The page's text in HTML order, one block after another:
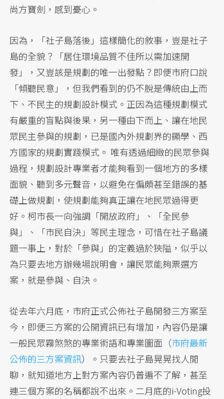
尚方寶劍，感到憂心。
因為，「社子島落後」這樣簡化的敘事，豈是社子
島的全貌？「居住環境品質不佳所以需加速開
發」，又豈該是規劃的唯一出發點？即便市府口說
「傾聽民意」，但我們看到的仍不脫是傳統由上而
下、不民主的規劃設計模式。正因為這種規劃模式
有嚴重的盲點與後果，另一種由下而上、讓在地民
眾民主參與的規劃，已是國內外規劃界的顯學、西
方國家的規劃實踐模式。 唯有透過細緻的民眾參與
過程，規劃設計專業者才能夠看到一個地方的多樣
面貌、聽到多元聲音，以避免在偏頗甚至錯誤的基
礎上做規劃，使規劃能夠真正讓在地民眾過得更
好。柯市長一向強調「開放政府」、「全民參
與」、「市民自決」等民主理念，可惜在社子島議
題一事上，對於「參與」的定義過於狹隘，似乎以
為只要去地方辦幾場說明會，讓民眾能夠票選方
案，就是參與、自決。
從去年六月底，市府正式公佈社子島開發三方案至
今，即便三方案的公開資訊已有增加，內容仍是讓
一般民眾霧煞煞的專業術語和專業圖面（市府最新
公佈的三方案資訊）。只要去社子島晃晃找人閒
聊，就知道地方上對方案內容仍普遍不了解，甚至
連三個方案的名稱都說不出來。二月底的i-Voting投